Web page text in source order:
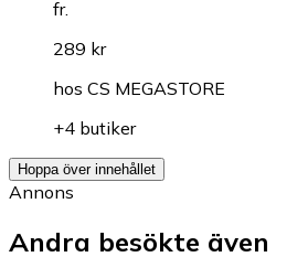
fr.
289 kr
hos CS MEGASTORE
+4 butiker
Hoppa över innehållet
Annons
Andra besökte även